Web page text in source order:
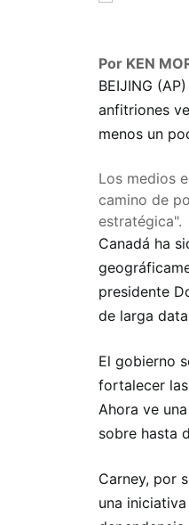
Por KEN
BEIJING
anfitriones
menos un
Los medios
camino de
estratégica".
Canadá ha
presidente
de larga
El gobierno
fortalecer
Ahora ve
sobre hasta
Carney, por
una